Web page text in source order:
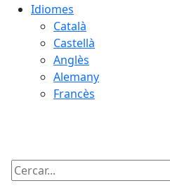
Idiomes
Català
Castellà
Anglès
Alemany
Francès
Cercar: